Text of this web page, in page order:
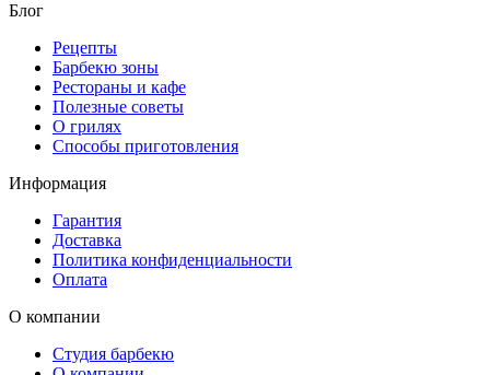
Блог
Рецепты
Барбекю зоны
Рестораны и кафе
Полезные советы
О грилях
Способы приготовления
Информация
Гарантия
Доставка
Политика конфиденциальности
Оплата
О компании
Студия барбекю